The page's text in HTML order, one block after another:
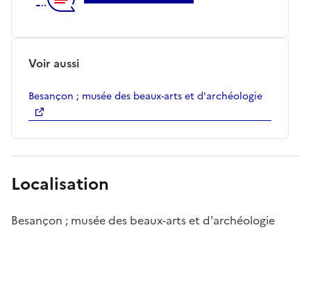
Voir aussi
Besançon ; musée des beaux-arts et d'archéologie
Localisation
Besançon ; musée des beaux-arts et d'archéologie